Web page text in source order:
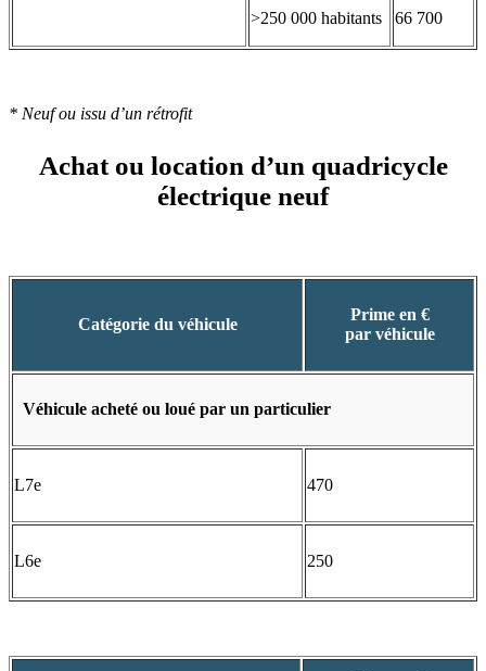
>250 000 habitants 66 700
* Neuf ou issu d’un rétrofit
Achat ou location d’un quadricycle
électrique neuf
Catégorie du véhicule
Prime en €
par véhicule
Véhicule acheté ou loué par un particulier
L7e 470
L6e 250